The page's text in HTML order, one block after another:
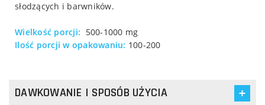
słodzących i barwników.
Wielkość porcji: 500-1000 mg
Ilość porcji w opakowaniu: 100-200
DAWKOWANIE I SPOSÓB UŻYCIA